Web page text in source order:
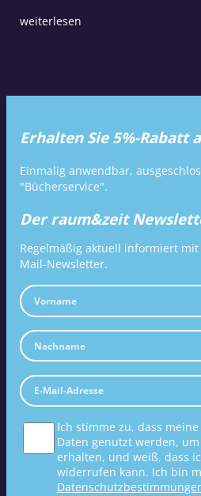
weiterlesen
Erhalten Sie 5%-Rabatt
Einmalig anwendbar,
"Bücherservice".
Der raum&zeit
Regelmäßig aktuell informiert
Mail-Newsletter.
Ich stimme zu, dass
Daten genutzt werden,
erhalten, und weiß, dass
widerrufen kann. Ich bin